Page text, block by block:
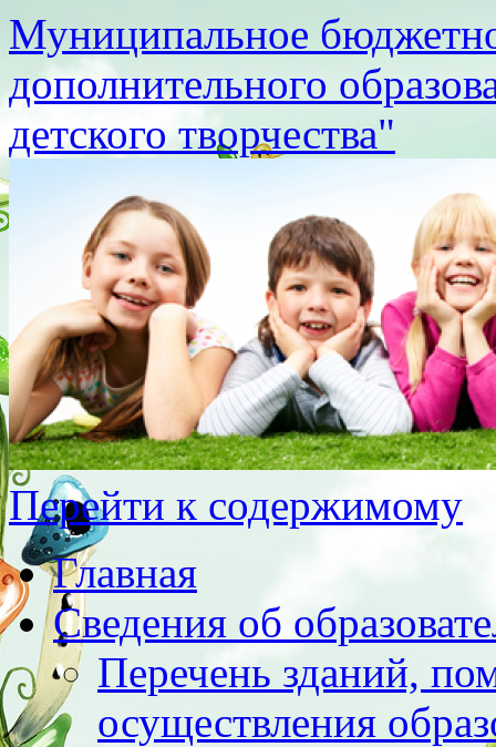
Муниципальное
дополнительного
детского творчества"
Перейти к содержимому
Главная
Сведения об
Перечень зданий,
осуществления